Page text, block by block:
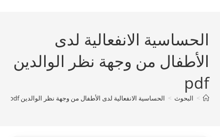
الحساسية الانفعالية لدى
الأطفال من وجهة نظر الوالدين
pdf
> البحوث > الحساسية الانفعالية لدى الأطفال من وجهة نظر الوالدين pdf